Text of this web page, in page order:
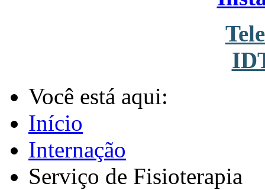
Você está aqui:
Início
Internação
Serviço de Fisioterapia